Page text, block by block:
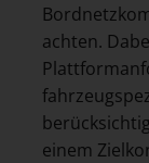
achten.
einem